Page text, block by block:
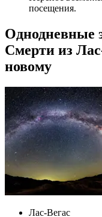
посещения.
Однодневные
Смерти из
новому
Лас-Вегас